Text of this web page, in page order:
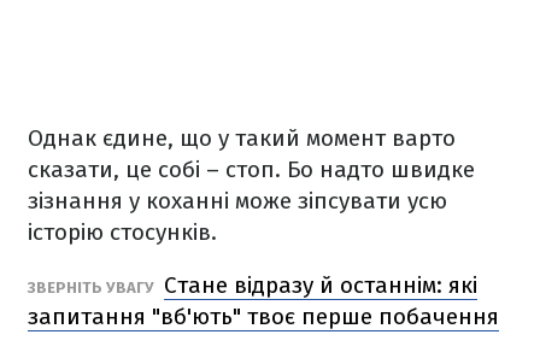
Однак єдине, що у такий момент варто
сказати, це собі – стоп. Бо надто швидке
зізнання у коханні може зіпсувати усю
історію стосунків.
ЗВЕРНІТЬ УВАГУ Стане відразу й останнім: які
запитання "вб'ють" твоє перше побачення